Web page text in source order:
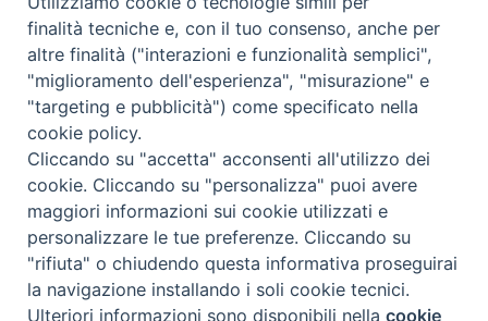
Copyright © 2019 - Tutti i diritti riservati - Vita
Trentina Editrice
Privacy Policy
Torna
finalità tecniche e, con il tuo consenso, anche per
altre finalità ("interazioni e funzionalità semplici",
"miglioramento dell'esperienza", "misurazione" e
"targeting e pubblicità") come specificato nella
cookie policy.
Cliccando su "accetta" acconsenti all'utilizzo dei
cookie. Cliccando su "personalizza" puoi avere
maggiori informazioni sui cookie utilizzati e
personalizzare le tue preferenze. Cliccando su
"rifiuta" o chiudendo questa informativa proseguirai
la navigazione installando i soli cookie tecnici.
Ulteriori informazioni sono disponibili nellacookie